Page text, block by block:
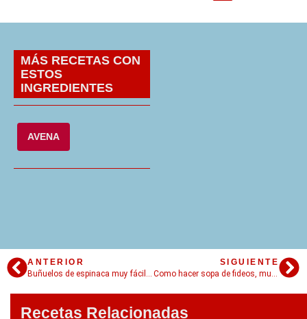
MÁS RECETAS CON
ESTOS
INGREDIENTES
AVENA
ANTERIOR
Buñuelos de espinaca muy fáciles
SIGUIENTE
Como hacer sopa de fideos, muy fácil!
Recetas Relacionadas